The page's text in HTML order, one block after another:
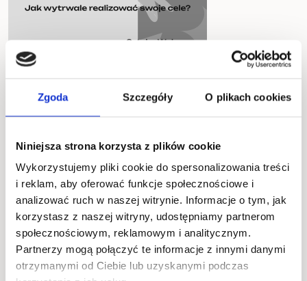
Zgoda Szczegóły O plikach cookies
Niniejsza strona korzysta z plików cookie
Wykorzystujemy pliki cookie do spersonalizowania treści
i reklam, aby oferować funkcje społecznościowe i
analizować ruch w naszej witrynie. Informacje o tym, jak
korzystasz z naszej witryny, udostępniamy partnerom
społecznościowym, reklamowym i analitycznym.
Partnerzy mogą połączyć te informacje z innymi danymi
otrzymanymi od Ciebie lub uzyskanymi podczas
11:00
od 149 zł
Sztuka Wyboru, Juliusza Słowackiego
19, Gdańsk
Jak dojechać